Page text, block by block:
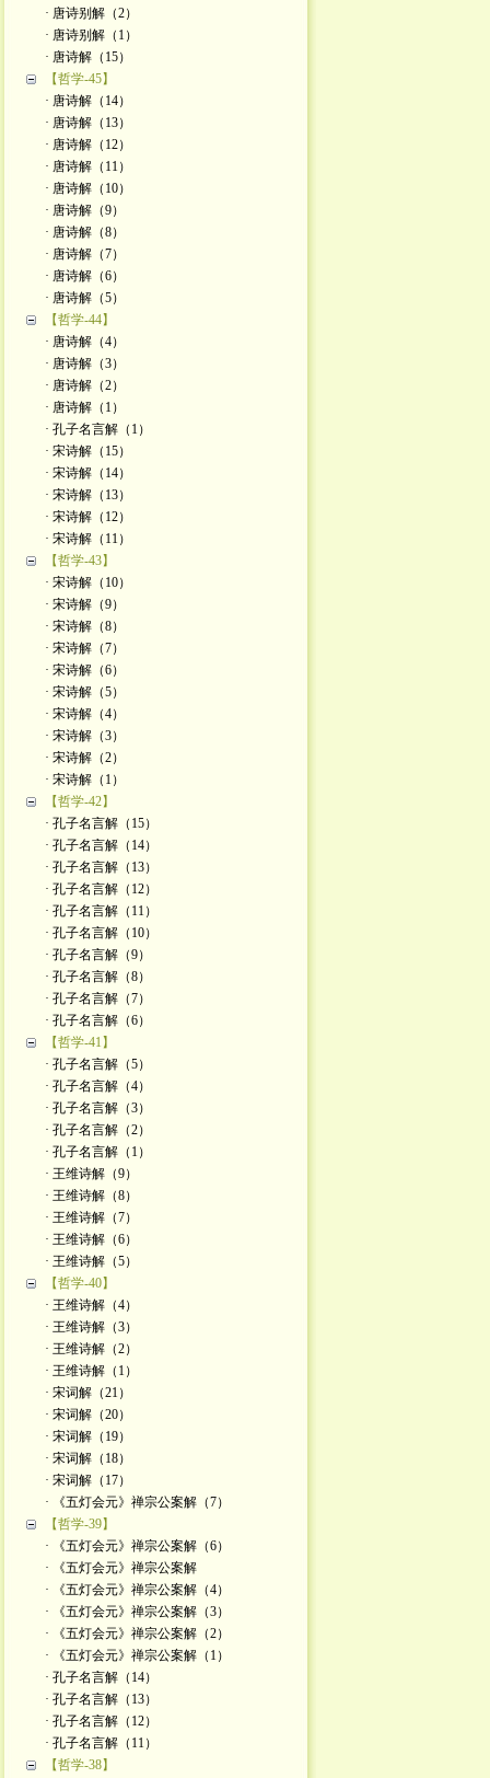
· 唐诗别解（2）
· 唐诗别解（1）
· 唐诗解（15）
【哲学-45】
· 唐诗解（14）
· 唐诗解（13）
· 唐诗解（12）
· 唐诗解（11）
· 唐诗解（10）
· 唐诗解（9）
· 唐诗解（8）
· 唐诗解（7）
· 唐诗解（6）
· 唐诗解（5）
【哲学-44】
· 唐诗解（4）
· 唐诗解（3）
· 唐诗解（2）
· 唐诗解（1）
· 孔子名言解（1）
· 宋诗解（15）
· 宋诗解（14）
· 宋诗解（13）
· 宋诗解（12）
· 宋诗解（11）
【哲学-43】
· 宋诗解（10）
· 宋诗解（9）
· 宋诗解（8）
· 宋诗解（7）
· 宋诗解（6）
· 宋诗解（5）
· 宋诗解（4）
· 宋诗解（3）
· 宋诗解（2）
· ​宋诗解（1）
【哲学-42】
· 孔子名言解（15）
· 孔子名言解（14）
· 孔子名言解（13）
· 孔子名言解（12）
· 孔子名言解（11）
· 孔子名言解（10）
· 孔子名言解（9）
· 孔子名言解（8）
· 孔子名言解（7）
· 孔子名言解（6）
【哲学-41】
· 孔子名言解（5）
· 孔子名言解（4）
· 孔子名言解（3）
· 孔子名言解（2）
· 孔子名言解（1）
· 王维诗解（9）
· 王维诗解（8）
· 王维诗解（7）
· 王维诗解（6）
· 王维诗解（5）
【哲学-40】
· 王维诗解（4）
· 王维诗解（3）
· 王维诗解（2）
· 王维诗解（1）
· 宋词解（21）
· 宋词解（20）
· 宋词解（19）
· 宋词解（18）
· 宋词解（17）
· 《五灯会元》禅宗公案解（7）
【哲学-39】
· 《五灯会元》禅宗公案解（6）
· 《五灯会元》禅宗公案解
· 《五灯会元》禅宗公案解（4）
· 《五灯会元》禅宗公案解（3）
· 《五灯会元》禅宗公案解（2）
· 《五灯会元》禅宗公案解（1）
· 孔子名言解（14）
· 孔子名言解（13）
· 孔子名言解（12）
· 孔子名言解（11）
【哲学-38】